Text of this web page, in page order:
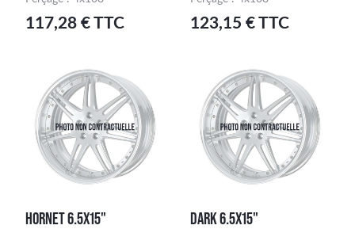
117,28 € TTC 123,15 € TTC
HORNET 6.5X15" DARK 6.5X15"